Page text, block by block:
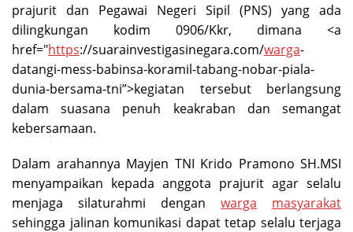
prajurit dan Pegawai Negeri Sipil (PNS) yang ada
dilingkungan kodim 0906/Kkr, dimana <a
href="https://suarainvestigasinegara.com/warga-
datangi-mess-babinsa-koramil-tabang-nobar-piala-
dunia-bersama-tni”>kegiatan tersebut berlangsung
dalam suasana penuh keakraban dan semangat
kebersamaan.
Dalam arahannya Mayjen TNI Krido Pramono SH.MSI
menyampaikan kepada anggota prajurit agar selalu
menjaga silaturahmi dengan warga
masyarakat
sehingga jalinan komunikasi dapat tetap selalu terjaga